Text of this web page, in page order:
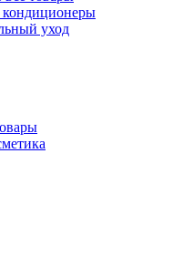
кондиционеры
уход